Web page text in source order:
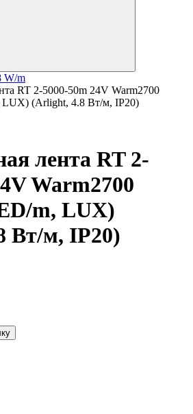
W/m
RT 2-5000-50m 24V Warm2700
LUX) (Arlight, 4.8 Вт/м, IP20)
лента RT 2-
Warm2700
m, LUX)
Вт/м, IP20)